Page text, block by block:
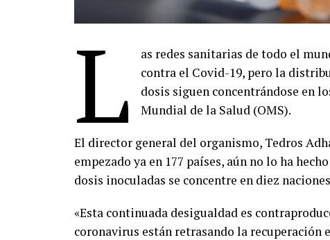
L
as redes sanitarias de todo el
contra el Covid-19, pero la
dosis siguen concentrándose en
Mundial de la Salud (OMS).
El director general del organismo, Tedros
empezado ya en 177 países, aún no lo ha
dosis inoculadas se concentre en diez
«Esta continuada desigualdad es
coronavirus están retrasando la